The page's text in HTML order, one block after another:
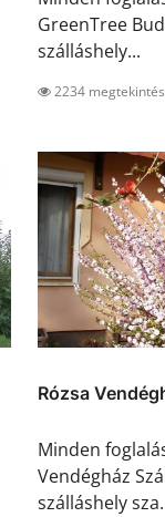
GreenTree
szálláshely...
2234 megtekintés
Rózsa
Minden
Vendégház
szálláshely